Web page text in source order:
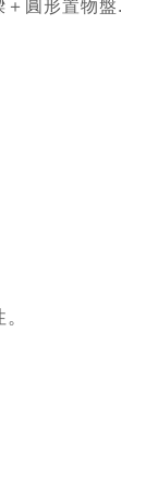
＋ 圓形置物盤.